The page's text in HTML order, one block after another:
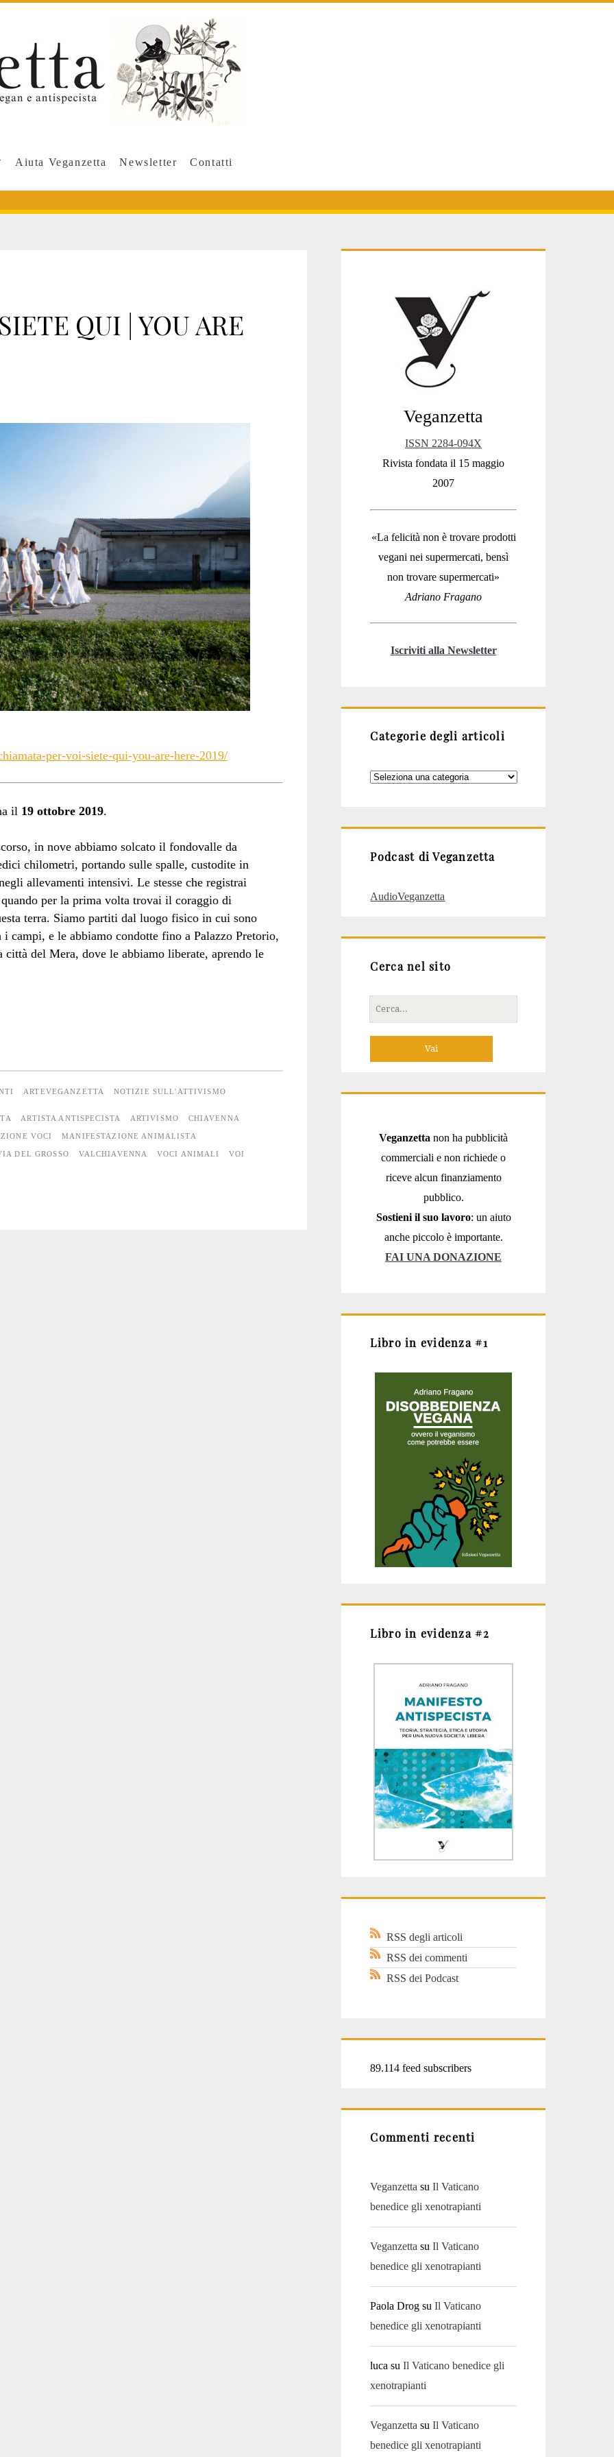
Aiuta Veganzetta Newsletter Contatti
QUI | YOU ARE
per-voi-siete-qui-you-are-here-2019/
il 19 ottobre 2019.
in nove abbiamo solcato il fondovalle da
chilometri, portando sulle spalle, custodite in
allevamenti intensivi. Le stesse che registrai
per la prima volta trovai il coraggio di
terra. Siamo partiti dal luogo fisico in cui sono
campi, e le abbiamo condotte fino a Palazzo Pretorio,
del Mera, dove le abbiamo liberate, aprendo le
ARTEVEGANZETTA NOTIZIE SULL'ATTIVISMO
ARTISTA ANTISPECISTA ARTIVISMO CHIAVENNA
VOCI MANIFESTAZIONE ANIMALISTA
DEL GROSSO VALCHIAVENNA VOCI ANIMALI VOI
Sidebar
Veganzetta
ISSN 2284-094X
Rivista fondata il 15 maggio
2007
«La felicità non è trovare prodotti
vegani nei supermercati, bensì
non trovare supermercati»
Adriano Fragano
Iscriviti alla Newsletter
Categorie degli articoli
Categorie
Podcast di Veganzetta
AudioVeganzetta
Cerca nel sito
Cerca
per:
Veganzetta non ha pubblicità
commerciali e non richiede o
riceve alcun finanziamento
pubblico.
Sostieni il suo lavoro: un aiuto
anche piccolo è importante.
FAI UNA DONAZIONE
Libro in evidenza #1
Libro in evidenza #2
RSS degli articoli
RSS dei commenti
RSS dei Podcast
89.114 feed subscribers
Commenti recenti
Veganzetta suIl Vaticano
benedice gli xenotrapianti
Veganzetta suIl Vaticano
benedice gli xenotrapianti
Paola Drog suIl Vaticano
benedice gli xenotrapianti
luca suIl Vaticano benedice gli
xenotrapianti
Veganzetta suIl Vaticano
benedice gli xenotrapianti